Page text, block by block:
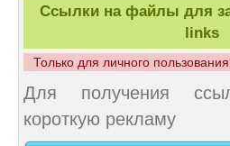
Ссылки на файлы для
links
Только для личного
Для получения
короткую рекламу